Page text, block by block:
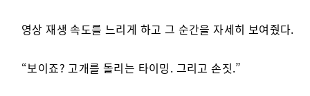
영상 재생 속도를 느리게 하고 그 순간을 자세히 보여줬다.
“보이죠? 고개를 돌리는 타이밍. 그리고 손짓.”